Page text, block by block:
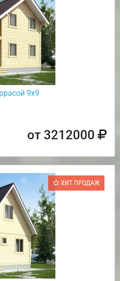
9х9
от 3212000
ХИТ ПРОДАЖ